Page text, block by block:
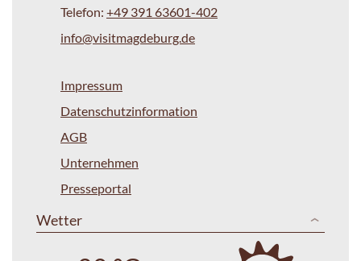
Telefon: +49 391 63601-402
info@visitmagdeburg.de
Impressum
Datenschutzinformation
AGB
Unternehmen
Presseportal
Wetter